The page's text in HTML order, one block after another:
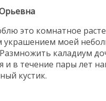
это комнатное
моей
каладиум
и в течение пары лет
кустик.